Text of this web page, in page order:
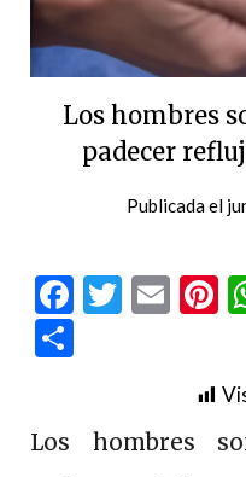
Los hombres
padecer
Publicada el
Facebook
Twitter
Los hombres